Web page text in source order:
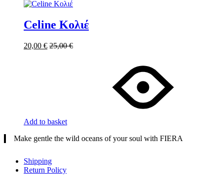
Celine Κολιέ
20,00 € 25,00€
Add to basket
Make gentle the wild oceans of your soul with FIERA
Shipping
Return Policy